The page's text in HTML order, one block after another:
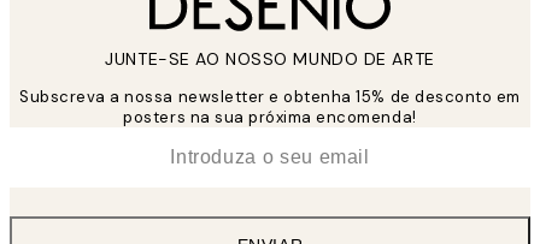
JUNTE-SE AO NOSSO MUNDO DE ARTE
Subscreva a nossa newsletter e obtenha 15% de desconto em
posters na sua próxima encomenda!